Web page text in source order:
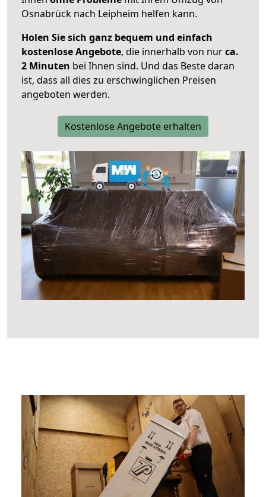
Osnabrück nach Leipheim helfen kann.
Holen Sie sich ganz bequem und einfach
kostenlose Angebote, die innerhalb von nurca.
2 Minuten bei Ihnen sind. Und das Beste daran
ist, dass all dies zu erschwinglichen Preisen
angeboten werden.
Kostenlose Angebote erhalten